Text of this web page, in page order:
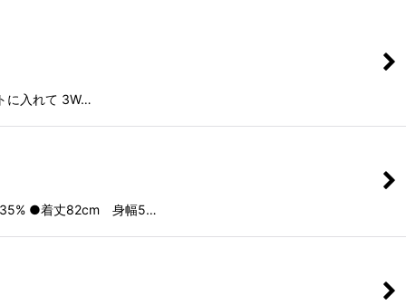
に入れて 3W…
35% ●着丈82cm 身幅5…